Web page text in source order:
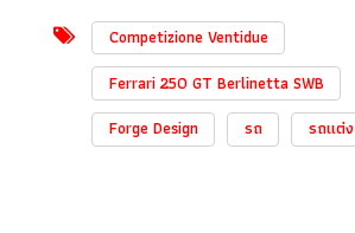
Competizione Ventidue
Ferrari 250 GT Berlinetta SWB
Forge Design
รถ รถแต่ง